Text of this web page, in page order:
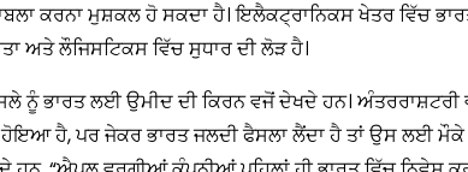
ਕਰਨਾ ਮੁਸ਼ਕਲ ਹੋ ਸਕਦਾ ਹੈ। ਇਲੈਕਟ੍ਰਾਨਿਕਸ ਖੇਤਰ ਵਿੱਚ
ਅਤੇ ਲੌਜਿਸਟਿਕਸ ਵਿੱਚ ਸੁਧਾਰ ਦੀ ਲੋੜ ਹੈ।
ਨੂੰ ਭਾਰਤ ਲਈ ਉਮੀਦ ਦੀ ਕਿਰਨ ਵਜੋਂ ਦੇਖਦੇ ਹਨ। ਅੰਤਰਰਾਸ਼ਟਰੀ
ਹੈ, ਪਰ ਜੇਕਰ ਭਾਰਤ ਜਲਦੀ ਫੈਸਲਾ ਲੈਂਦਾ ਹੈ ਤਾਂ ਉਸ ਲਈ ਮੌਕੇ